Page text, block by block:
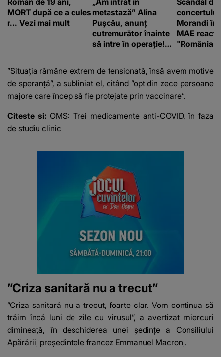
Român de 19 ani,
MORT după ce a cules
r... Vezi mai mult
„Am intrat în
metastază” Alina
Pușcău, anunț
cutremurător înainte
să intre în operație!
fanilor
Scandal
Morandi în
MAE
"România
”Situaţia rămâne extrem de tensionată, însă avem motive
de speranţă”, a subliniat el, citând ”opt din zece persoane
majore care încep să fie protejate prin vaccinare”.
Citeste si: OMS: Trei medicamente anti-COVID, în faza
de studiu clinic
”Criza sanitară nu a trecut”
”Criza sanitară nu a trecut, foarte clar. Vom continua să
trăim încă luni de zile cu virusul”, a avertizat miercuri
dimineaţă, în deschiderea unei şedinţe a Consiliului
Apărării, preşedintele francez Emmanuel Macron,.